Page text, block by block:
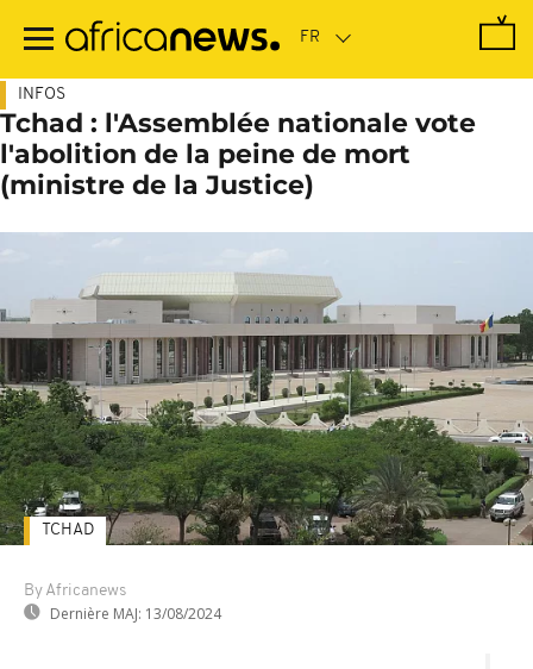
contenu
INFOS
Tchad : l'Assemblée nationale vote
l'abolition de la peine de mort
(ministre de la Justice)
By Africanews
Dernière MAJ: 13/08/2024
TCHAD